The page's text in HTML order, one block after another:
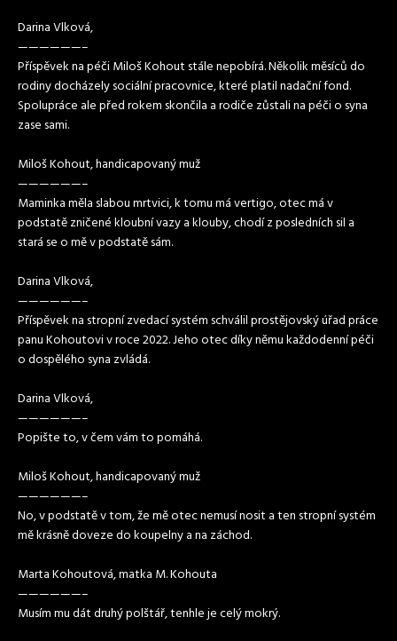
Darina Vlková,
——————–
Příspěvek na péči Miloš Kohout stále nepobírá. Několik měsíců do
rodiny docházely sociální pracovnice, které platil nadační fond.
Spolupráce ale před rokem skončila a rodiče zůstali na péči o syna
zase sami.
Miloš Kohout, handicapovaný muž
——————–
Maminka měla slabou mrtvici, k tomu má vertigo, otec má v
podstatě zničené kloubní vazy a klouby, chodí z posledních sil a
stará se o mě v podstatě sám.
Darina Vlková,
——————–
Příspěvek na stropní zvedací systém schválil prostějovský úřad práce
panu Kohoutovi v roce 2022. Jeho otec díky němu každodenní péči
o dospělého syna zvládá.
Darina Vlková,
——————–
Popište to, v čem vám to pomáhá.
Miloš Kohout, handicapovaný muž
——————–
No, v podstatě v tom, že mě otec nemusí nosit a ten stropní systém
mě krásně doveze do koupelny a na záchod.
Marta Kohoutová, matka M. Kohouta
——————–
Musím mu dát druhý polštář, tenhle je celý mokrý.